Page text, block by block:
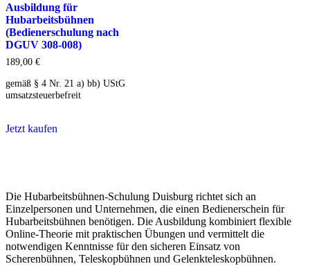
Ausbildung für
Hubarbeitsbühnen
(Bedienerschulung nach
DGUV 308-008)
189,00 €
gemäß § 4 Nr. 21 a) bb) UStG
umsatzsteuerbefreit
Jetzt kaufen
Die Hubarbeitsbühnen-Schulung Duisburg richtet sich an
Einzelpersonen und Unternehmen, die einen Bedienerschein für
Hubarbeitsbühnen benötigen. Die Ausbildung kombiniert flexible
Online-Theorie mit praktischen Übungen und vermittelt die
notwendigen Kenntnisse für den sicheren Einsatz von
Scherenbühnen, Teleskopbühnen und Gelenkteleskopbühnen.